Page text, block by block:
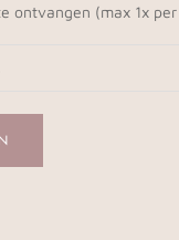
ontvangen (max 1x